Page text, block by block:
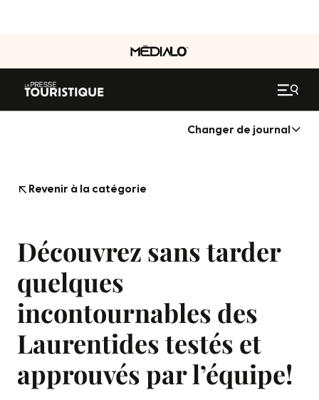
Changer de journal
Revenir à la catégorie
Découvrez sans tarder
quelques
incontournables des
Laurentides testés et
approuvés par l’équipe!